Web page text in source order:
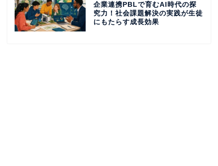
企業連携PBLで育むAI時代の探
究力！社会課題解決の実践が生徒
にもたらす成長効果